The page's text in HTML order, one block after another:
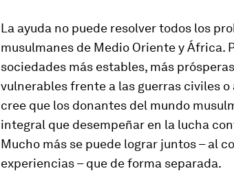
La ayuda no puede resolver todos los
musulmanes de Medio Oriente y África.
sociedades más estables, más
vulnerables frente a las guerras civiles
cree que los donantes del mundo
integral que desempeñar en la lucha
Mucho más se puede lograr juntos – al
experiencias – que de forma separada.